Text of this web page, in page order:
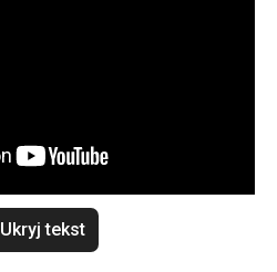
Ukryj tekst